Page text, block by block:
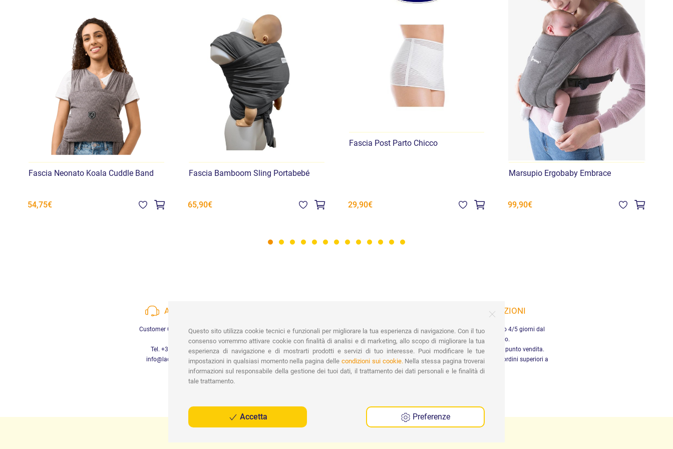
Fascia Neonato Koala Cuddle Band
54,75€
Fascia Bamboom Sling Portabebé
65,90€
Fascia Post Parto Chicco
29,90€
Marsupio Ergobaby Embrace
99,90€
ASSISTENZA
Customer Care a disposizione
Tel. +39 3452280233
info@lachiocciolababy.it
Vasta gamma di pagamenti:
Carte di Credito, Bonifico, PayPal e
Contrassegno.
SPEDIZIONI
Consegna in Italia entro 4/5 giorni dal
pagamento.
Ritiro gratuito presso il punto vendita.
Spedizione gratuita per ordini superiori a
29,90 €
Questo sito utilizza cookie tecnici e funzionali per migliorare la tua esperienza di navigazione. Con il tuo
consenso vorremmo attivare cookie con finalità di analisi e di marketing, allo scopo di migliorare la tua
esperienza di navigazione e di mostrarti prodotti e servizi di tuo interesse. Puoi modificare le tue
impostazioni in qualsiasi momento nella pagina delle condizioni sui cookie.Nella stessa pagina troverai
informazioni sul responsabile della gestione dei tuoi dati, il trattamento dei dati personali e le finalità di
tale trattamento.
Accetta Preferenze